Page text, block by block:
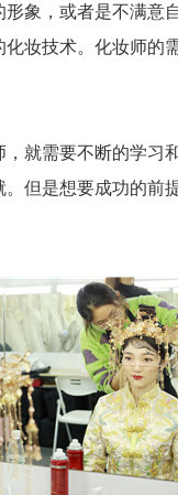
，或者是不满意
妆技术。化妆师的
需要不断的学习
但是想要成功的前